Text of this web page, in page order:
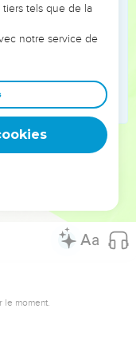
:
revient souvent
triomphe de la foi
moment.
tels que de la
notre service de